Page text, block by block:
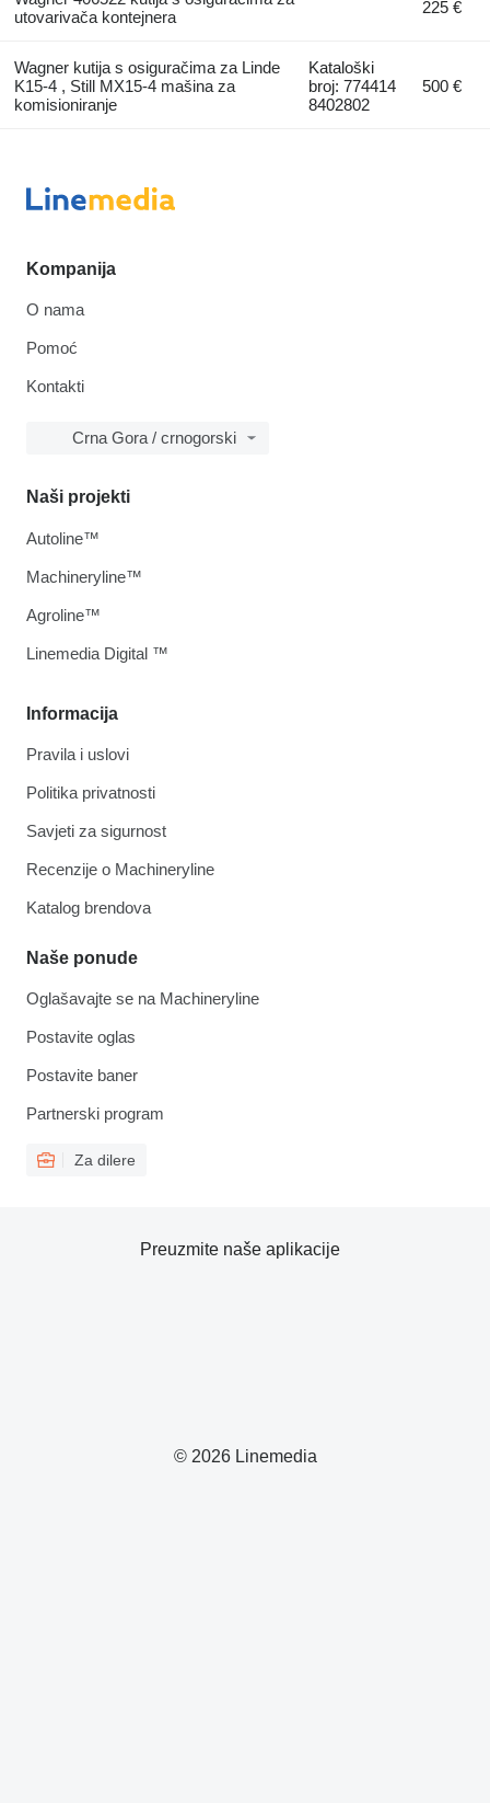
utovarivača kontejnera
225 €
Wagner kutija s osiguračima za Linde
K15-4 , Still MX15-4 mašina za
komisioniranje
Kataloški
broj: 774414
8402802
500 €
Kompanija
O nama
Pomoć
Kontakti
Crna Gora / crnogorski
Informacija
Pravila i uslovi
Politika privatnosti
Savjeti za sigurnost
Recenzije o Machineryline
Katalog brendova
Naše ponude
Oglašavajte se na Machineryline
Postavite oglas
Postavite baner
Partnerski program
Za dilere
Naši projekti
Autoline™
Machineryline™
Agroline™
Linemedia Digital ™
© 2026 Linemedia
Preuzmite naše aplikacije